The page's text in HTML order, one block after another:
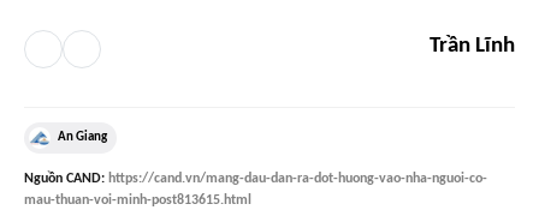
Trần Lĩnh
An Giang
Nguồn CAND: https://cand.vn/mang-dau-dan-ra-dot-huong-vao-nha-nguoi-co-
mau-thuan-voi-minh-post813615.html